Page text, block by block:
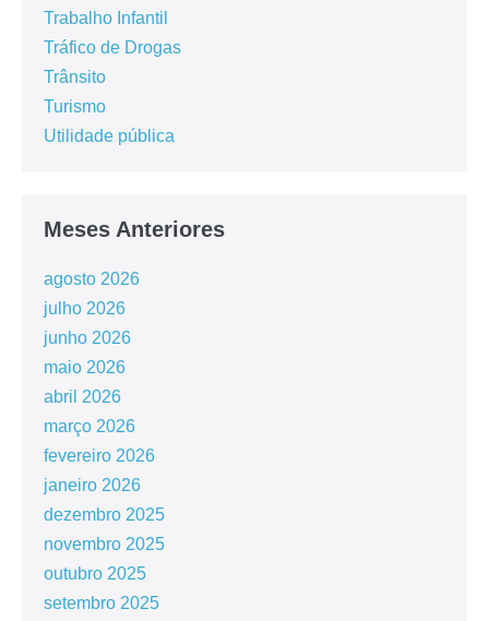
Trabalho Infantil
Tráfico de Drogas
Trânsito
Turismo
Utilidade pública
Meses Anteriores
agosto 2026
julho 2026
junho 2026
maio 2026
abril 2026
março 2026
fevereiro 2026
janeiro 2026
dezembro 2025
novembro 2025
outubro 2025
setembro 2025